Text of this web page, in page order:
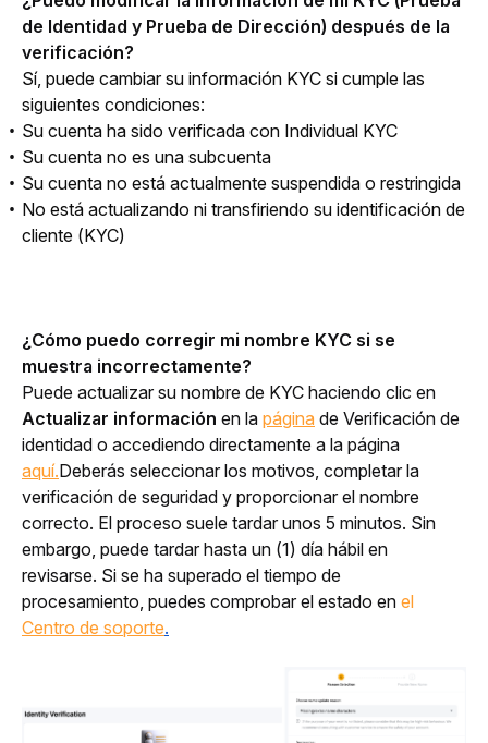
de Identidad y Prueba de Dirección) después de la
verificación?
Sí, puede cambiar su información KYC si cumple las
siguientes condiciones:
Su cuenta ha sido verificada con Individual KYC
Su cuenta no es una subcuenta
Su cuenta no está actualmente suspendida o restringida
No está actualizando ni transfiriendo su identificación de
cliente (KYC)
¿Cómo puedo corregir mi nombre KYC si se
muestra incorrectamente?
Actualizar información en la página de Verificación de
identidad o accediendo directamente a la página
aquí.Deberás seleccionar los motivos, completar la
verificación de seguridad y proporcionar el nombre
correcto. El proceso suele tardar unos 5 minutos. Sin
embargo, puede tardar hasta un (1) día hábil en
revisarse. Si se ha superado el tiempo de
procesamiento, puedes comprobar el estado en
Centro de soporte.